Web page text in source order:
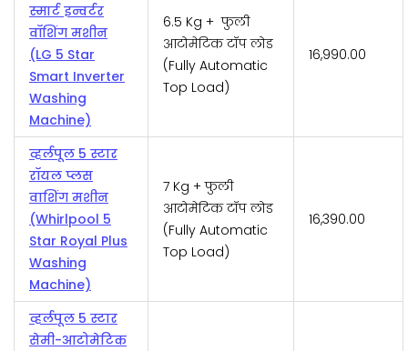
स्मार्ट इन्वर्टर
वॉशिंग मशीन
(LG 5 Star
Smart Inverter
Washing
Machine)
6.5 Kg + फुली
आटोमेटिक टॉप लोड
(Fully Automatic
Top Load)
₹16,990.00
व्हर्लपूल 5 स्टार
रॉयल प्लस
वाशिंग मशीन
(Whirlpool 5
Star Royal Plus
Washing
Machine)
7 Kg + फुली
आटोमेटिक टॉप लोड
(Fully Automatic
Top Load)
₹16,390.00
व्हर्लपूल 5 स्टार
सेमी-आटोमेटिक